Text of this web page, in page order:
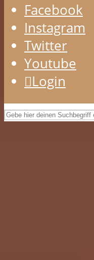
Facebook
Instagram
Twitter
Youtube
Login